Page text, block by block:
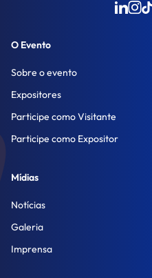
O Evento
Sobre o evento
Expositores
Participe como Visitante
Participe como Expositor
Mídias
Notícias
Galeria
Imprensa